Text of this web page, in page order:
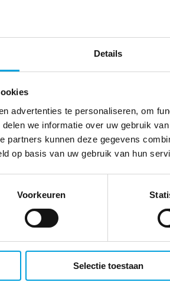
Details
advertenties te personaliseren, om
we informatie over uw gebruik
partners kunnen deze gegevens
op basis van uw gebruik van hun
Voorkeuren
Selectie toestaan